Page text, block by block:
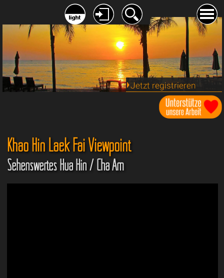
Jetzt registrieren
Khao Hin Laek Fai Viewpoint
Sehenswertes Hua Hin / Cha Am